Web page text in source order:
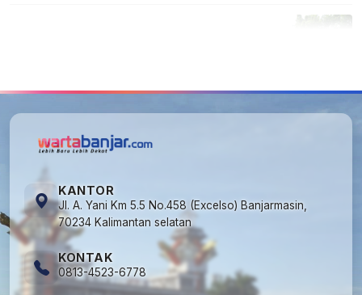
KANTOR
Jl. A. Yani Km 5.5 No.458 (Excelso) Banjarmasin,
70234 Kalimantan selatan
KONTAK
0813-4523-6778